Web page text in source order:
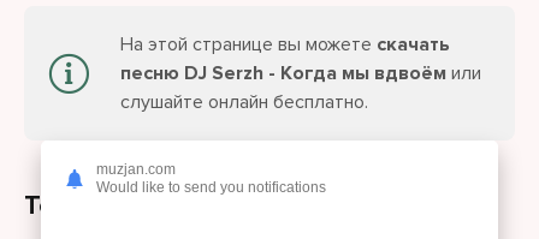
На этой странице вы можете скачать
песню DJ Serzh - Когда мы вдвоём или
слушайте онлайн бесплатно.
Текст песни
muzjan.com
Would like to send you notifications